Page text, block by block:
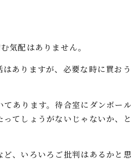
気配はありません。
ありますが、必要な時に買お
あります。待合室にダンボー
てしょうがないじゃないか、
、いろいろご批判はあるかと